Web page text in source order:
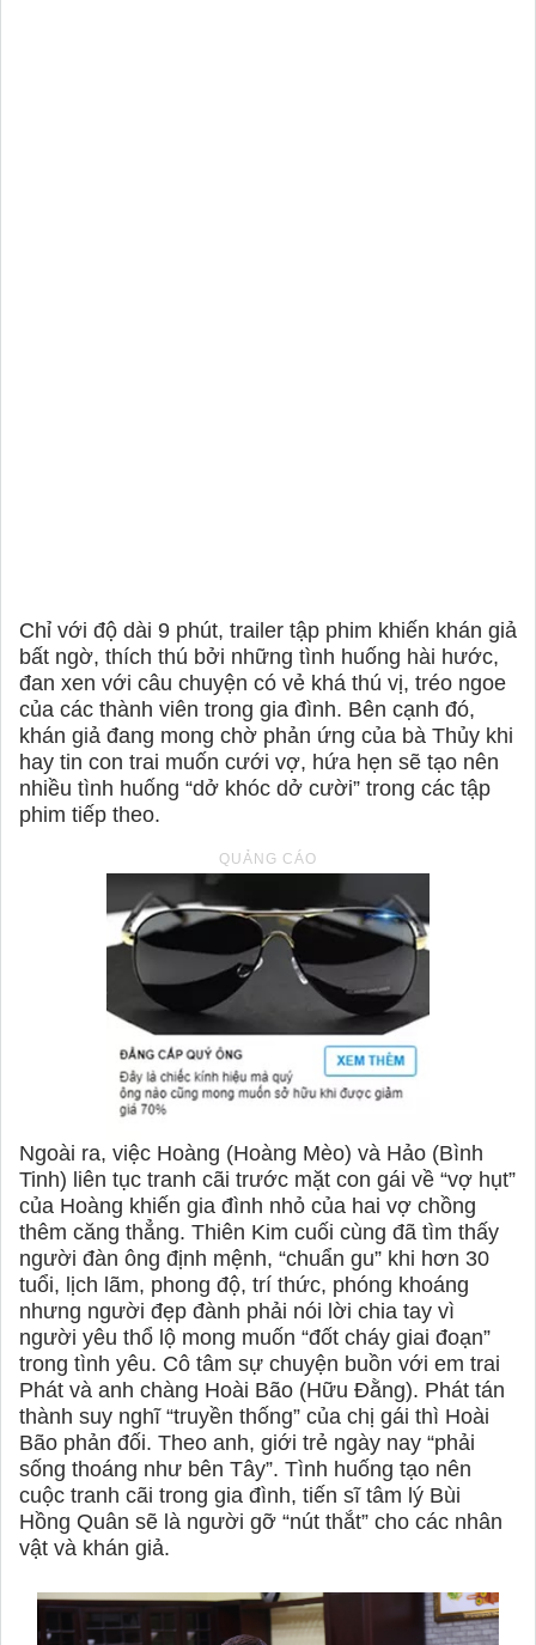
Chỉ với độ dài 9 phút, trailer tập phim khiến khán giả
bất ngờ, thích thú bởi những tình huống hài hước,
đan xen với câu chuyện có vẻ khá thú vị, tréo ngoe
của các thành viên trong gia đình. Bên cạnh đó,
khán giả đang mong chờ phản ứng của bà Thủy khi
hay tin con trai muốn cưới vợ, hứa hẹn sẽ tạo nên
nhiều tình huống “dở khóc dở cười” trong các tập
phim tiếp theo.
Ngoài ra, việc Hoàng (Hoàng Mèo) và Hảo (Bình
Tinh) liên tục tranh cãi trước mặt con gái về “vợ hụt”
của Hoàng khiến gia đình nhỏ của hai vợ chồng
thêm căng thẳng. Thiên Kim cuối cùng đã tìm thấy
người đàn ông định mệnh, “chuẩn gu” khi hơn 30
tuổi, lịch lãm, phong độ, trí thức, phóng khoáng
nhưng người đẹp đành phải nói lời chia tay vì
người yêu thổ lộ mong muốn “đốt cháy giai đoạn”
trong tình yêu. Cô tâm sự chuyện buồn với em trai
Phát và anh chàng Hoài Bão (Hữu Đằng). Phát tán
thành suy nghĩ “truyền thống” của chị gái thì Hoài
Bão phản đối. Theo anh, giới trẻ ngày nay “phải
sống thoáng như bên Tây”. Tình huống tạo nên
cuộc tranh cãi trong gia đình, tiến sĩ tâm lý Bùi
Hồng Quân sẽ là người gỡ “nút thắt” cho các nhân
vật và khán giả.